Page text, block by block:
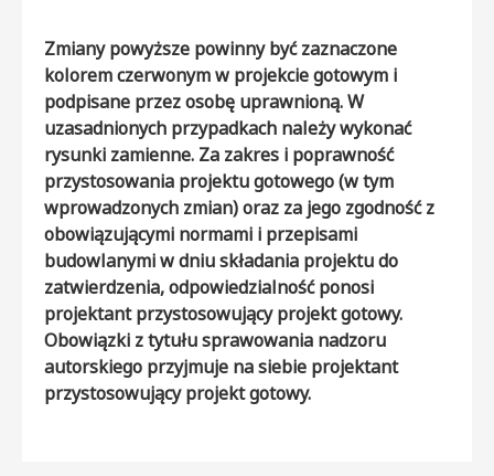
Zmiany powyższe powinny być zaznaczone
kolorem czerwonym w projekcie gotowym i
podpisane przez osobę uprawnioną. W
uzasadnionych przypadkach należy wykonać
rysunki zamienne. Za zakres i poprawność
przystosowania projektu gotowego (w tym
wprowadzonych zmian) oraz za jego zgodność z
obowiązującymi normami i przepisami
budowlanymi w dniu składania projektu do
zatwierdzenia, odpowiedzialność ponosi
projektant przystosowujący projekt gotowy.
Obowiązki z tytułu sprawowania nadzoru
autorskiego przyjmuje na siebie projektant
przystosowujący projekt gotowy.